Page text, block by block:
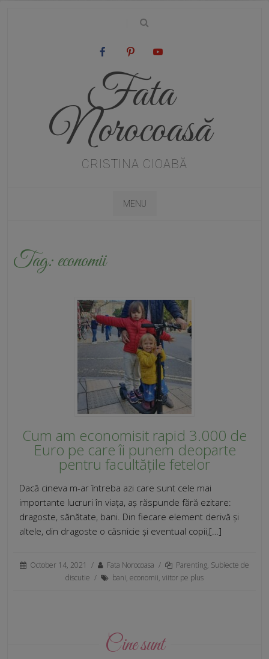
Fata
Norocoasă
CRISTINA CIOABĂ
MENU
Tag:economii
Cum am economisit rapid 3.000 de
Euro pe care îi punem deoparte
pentru facultățile fetelor
Dacă cineva m-ar întreba azi care sunt cele mai
importante lucruri în viața, aș răspunde fără ezitare:
dragoste, sănătate, bani. Din fiecare element derivă și
altele, din dragoste o căsnicie și eventual copii,[…]
October 14, 2021 / Fata Norocoasa / Parenting, Subiecte de
discutie / bani, economii, viitor pe plus
Cine sunt